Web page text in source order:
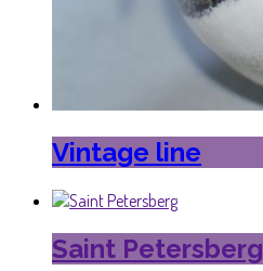
Vintage line
Saint Petersberg